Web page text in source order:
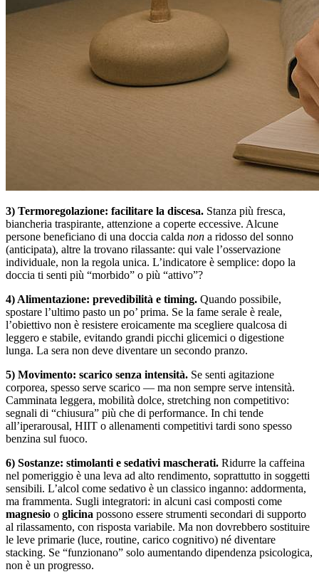
3) Termoregolazione: facilitare la discesa. Stanza più fresca,
biancheria traspirante, attenzione a coperte eccessive. Alcune
persone beneficiano di una doccia calda non a ridosso del sonno
(anticipata), altre la trovano rilassante: qui vale l’osservazione
individuale, non la regola unica. L’indicatore è semplice: dopo la
doccia ti senti più “morbido” o più “attivo”?
4) Alimentazione: prevedibilità e timing. Quando possibile,
spostare l’ultimo pasto un po’ prima. Se la fame serale è reale,
l’obiettivo non è resistere eroicamente ma scegliere qualcosa di
leggero e stabile, evitando grandi picchi glicemici o digestione
lunga. La sera non deve diventare un secondo pranzo.
5) Movimento: scarico senza intensità. Se senti agitazione
corporea, spesso serve scarico — ma non sempre serve intensità.
Camminata leggera, mobilità dolce, stretching non competitivo:
segnali di “chiusura” più che di performance. In chi tende
all’iperarousal, HIIT o allenamenti competitivi tardi sono spesso
benzina sul fuoco.
6) Sostanze: stimolanti e sedativi mascherati. Ridurre la caffeina
nel pomeriggio è una leva ad alto rendimento, soprattutto in soggetti
sensibili. L’alcol come sedativo è un classico inganno: addormenta,
ma frammenta. Sugli integratori: in alcuni casi composti come
magnesio o glicina possono essere strumenti secondari di supporto
al rilassamento, con risposta variabile. Ma non dovrebbero sostituire
le leve primarie (luce, routine, carico cognitivo) né diventare
stacking. Se “funzionano” solo aumentando dipendenza psicologica,
non è un progresso.